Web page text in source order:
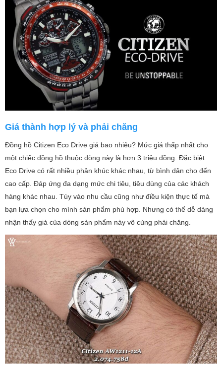
Giá thành hợp lý và phải chăng
Đồng hồ Citizen Eco Drive giá bao nhiêu? Mức giá thấp nhất cho
một chiếc đồng hồ thuộc dòng này là hơn 3 triệu đồng. Đặc biệt
Eco Drive có rất nhiều phân khúc khác nhau, từ bình dân cho đến
cao cấp. Đáp ứng đa dạng mức chi tiêu, tiêu dùng của các khách
hàng khác nhau. Tùy vào nhu cầu cũng như điều kiện thực tế mà
bạn lựa chọn cho mình sản phẩm phù hợp. Nhưng có thể dễ dàng
nhận thấy giá của dòng sản phẩm này vô cùng phải chăng.